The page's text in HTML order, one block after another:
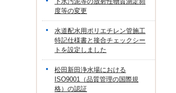
度等の変更
水道配水用ポリエチレン管施工
特記仕様書と接合チェックシー
トを設定しました
松田新田浄水場における
ISO9001（品質管理の国際規
格）の認証